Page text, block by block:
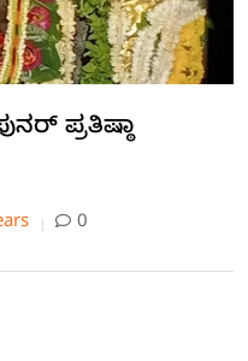
ಪ್ರತಿಷ್ಠಾ
0